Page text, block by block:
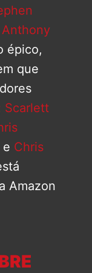
épico,
que
Scarlett
e Chris
Amazon